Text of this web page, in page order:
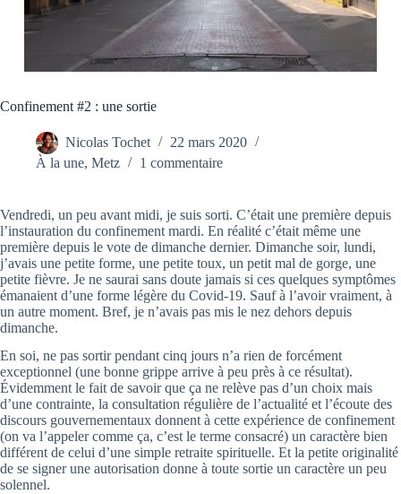
Confinement #2 : une sortie
Nicolas Tochet
22 mars 2020
À la une, Metz 1 commentaire
Vendredi, un peu avant midi, je suis sorti. C’était une première depuis
l’instauration du confinement mardi. En réalité c’était même une
première depuis le vote de dimanche dernier. Dimanche soir, lundi,
j’avais une petite forme, une petite toux, un petit mal de gorge, une
petite fièvre. Je ne saurai sans doute jamais si ces quelques symptômes
émanaient d’une forme légère du Covid-19. Sauf à l’avoir vraiment, à
un autre moment. Bref, je n’avais pas mis le nez dehors depuis
dimanche.
En soi, ne pas sortir pendant cinq jours n’a rien de forcément
exceptionnel (une bonne grippe arrive à peu près à ce résultat).
Évidemment le fait de savoir que ça ne relève pas d’un choix mais
d’une contrainte, la consultation régulière de l’actualité et l’écoute des
discours gouvernementaux donnent à cette expérience de confinement
(on va l’appeler comme ça, c’est le terme consacré) un caractère bien
différent de celui d’une simple retraite spirituelle. Et la petite originalité
de se signer une autorisation donne à toute sortie un caractère un peu
solennel.